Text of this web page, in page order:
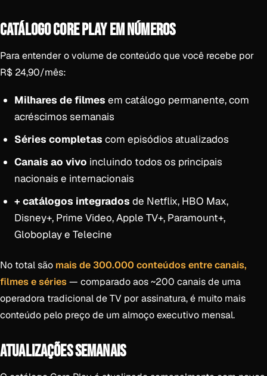
CATÁLOGO CORE PLAY EM NÚMEROS
Para entender o volume de conteúdo que você recebe por
R$ 24,90/mês:
Milhares de filmes em catálogo permanente, com
acréscimos semanais
Séries completas com episódios atualizados
Canais ao vivo incluindo todos os principais
nacionais e internacionais
+ catálogos integrados de Netflix, HBO Max,
Disney+, Prime Video, Apple TV+, Paramount+,
Globoplay e Telecine
No total são mais de 300.000 conteúdos entre canais,
filmes e séries— comparado aos ~200 canais de uma
operadora tradicional de TV por assinatura, é muito mais
conteúdo pelo preço de um almoço executivo mensal.
ATUALIZAÇÕES SEMANAIS